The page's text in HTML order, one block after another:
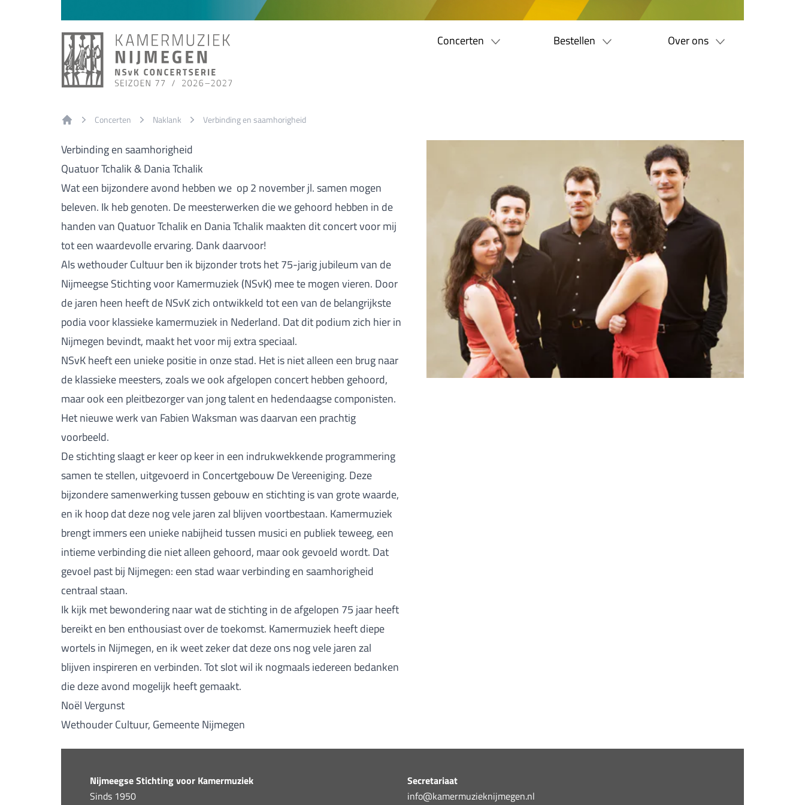
Concerten Bestellen Over ons
Concerten Naklank Verbinding en saamhorigheid
Verbinding en saamhorigheid
Quatuor Tchalik & Dania Tchalik
Wat een bijzondere avond hebben we op 2 november jl. samen mogen
beleven. Ik heb genoten. De meesterwerken die we gehoord hebben in de
handen van Quatuor Tchalik en Dania Tchalik maakten dit concert voor mij
tot een waardevolle ervaring. Dank daarvoor!
Als wethouder Cultuur ben ik bijzonder trots het 75-jarig jubileum van de
Nijmeegse Stichting voor Kamermuziek (NSvK) mee te mogen vieren. Door
de jaren heen heeft de NSvK zich ontwikkeld tot een van de belangrijkste
podia voor klassieke kamermuziek in Nederland. Dat dit podium zich hier in
Nijmegen bevindt, maakt het voor mij extra speciaal.
NSvK heeft een unieke positie in onze stad. Het is niet alleen een brug naar
de klassieke meesters, zoals we ook afgelopen concert hebben gehoord,
maar ook een pleitbezorger van jong talent en hedendaagse componisten.
Het nieuwe werk van Fabien Waksman was daarvan een prachtig
voorbeeld.
De stichting slaagt er keer op keer in een indrukwekkende programmering
samen te stellen, uitgevoerd in Concertgebouw De Vereeniging. Deze
bijzondere samenwerking tussen gebouw en stichting is van grote waarde,
en ik hoop dat deze nog vele jaren zal blijven voortbestaan. Kamermuziek
brengt immers een unieke nabijheid tussen musici en publiek teweeg, een
intieme verbinding die niet alleen gehoord, maar ook gevoeld wordt. Dat
gevoel past bij Nijmegen: een stad waar verbinding en saamhorigheid
centraal staan.
Ik kijk met bewondering naar wat de stichting in de afgelopen 75 jaar heeft
bereikt en ben enthousiast over de toekomst. Kamermuziek heeft diepe
wortels in Nijmegen, en ik weet zeker dat deze ons nog vele jaren zal
blijven inspireren en verbinden. Tot slot wil ik nogmaals iedereen bedanken
die deze avond mogelijk heeft gemaakt.
Noël Vergunst
Wethouder Cultuur, Gemeente Nijmegen
Nijmeegse Stichting voor Kamermuziek
Sinds 1950
Secretariaat
info@kamermuzieknijmegen.nl